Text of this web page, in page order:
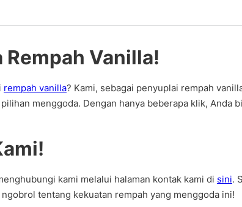
Vanilla!
rempah vanilla? Kami, sebagai penyuplai rempah
menggoda. Dengan hanya beberapa klik, Anda
kami melalui halaman kontak kami di sini.
tentang kekuatan rempah yang menggoda ini!